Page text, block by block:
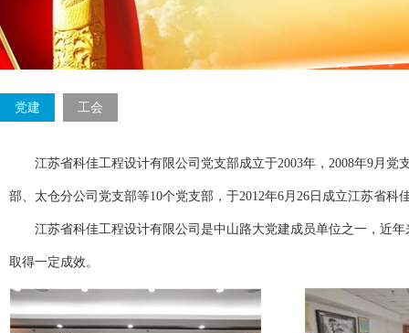
党建 工会
江苏省科佳工程设计有限公司党支部成立于2003年，2008年9月党
部、太仓分公司党支部等10个党支部，于2012年6月26日成立江苏省
江苏省科佳工程设计有限公司是中山路大党建成员单位之一，近年
取得一定成效。